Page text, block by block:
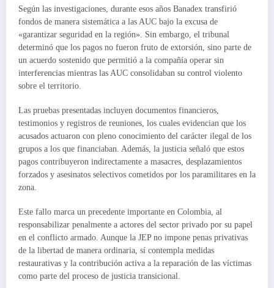
Según las investigaciones, durante esos años Banadex transfirió
fondos de manera sistemática a las AUC bajo la excusa de
«garantizar seguridad en la región». Sin embargo, el tribunal
determinó que los pagos no fueron fruto de extorsión, sino parte de
un acuerdo sostenido que permitió a la compañía operar sin
interferencias mientras las AUC consolidaban su control violento
sobre el territorio.
Las pruebas presentadas incluyen documentos financieros,
testimonios y registros de reuniones, los cuales evidencian que los
acusados actuaron con pleno conocimiento del carácter ilegal de los
grupos a los que financiaban. Además, la justicia señaló que estos
pagos contribuyeron indirectamente a masacres, desplazamientos
forzados y asesinatos selectivos cometidos por los paramilitares en la
zona.
Este fallo marca un precedente importante en Colombia, al
responsabilizar penalmente a actores del sector privado por su papel
en el conflicto armado. Aunque la JEP no impone penas privativas
de la libertad de manera ordinaria, sí contempla medidas
restaurativas y la contribución activa a la reparación de las víctimas
como parte del proceso de justicia transicional.